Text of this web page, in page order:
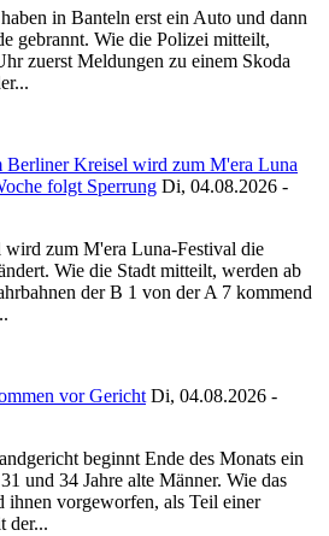
in Banteln erst ein Auto und dann
gebrannt. Wie die Polizei mitteilt,
zuerst Meldungen zu einem Skoda
Berliner Kreisel wird zum M'era Luna
folgt Sperrung Di, 04.08.2026 -
zum M'era Luna-Festival die
Wie die Stadt mitteilt, werden ab
der B 1 von der A 7 kommend
vor Gericht Di, 04.08.2026 -
beginnt Ende des Monats ein
und 34 Jahre alte Männer. Wie das
vorgeworfen, als Teil einer
der...